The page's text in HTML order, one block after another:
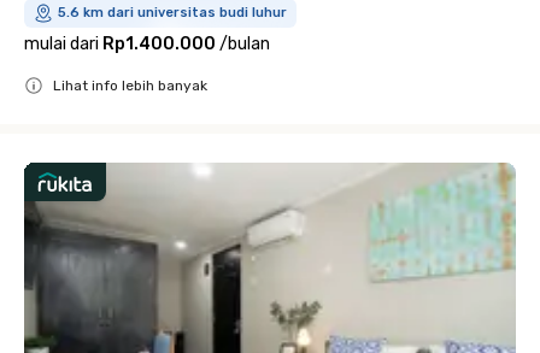
5.6 km dari universitas budi luhur
mulai dari Rp1.400.000 /bulan
Lihat info lebih banyak